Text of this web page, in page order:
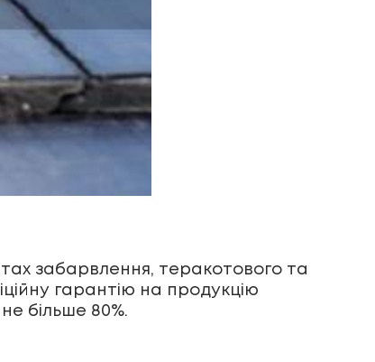
забарвлення, теракотового та
гарантію на продукцію
більше 80%.